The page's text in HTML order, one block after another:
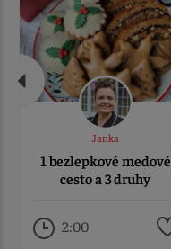
Janka
1 bezlepkové medové
cesto a 3 druhy
2:00